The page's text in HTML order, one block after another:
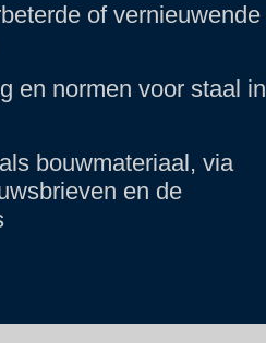
of vernieuwende
en normen voor staal in
bouwmateriaal, via
en de